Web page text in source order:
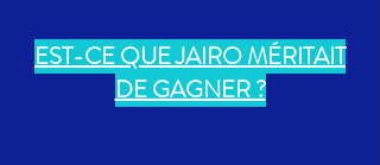
EST-CE QUE JAIRO MÉRITAIT
DE GAGNER ?